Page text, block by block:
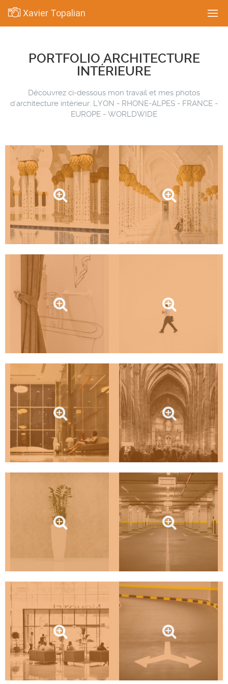
Xavier Topalian
PORTFOLIO ARCHITECTURE
INTÉRIEURE
Découvrez ci-dessous mon travail et mes photos
d'architecture intérieur. LYON - RHONE-ALPES - FRANCE -
EUROPE - WORLDWIDE